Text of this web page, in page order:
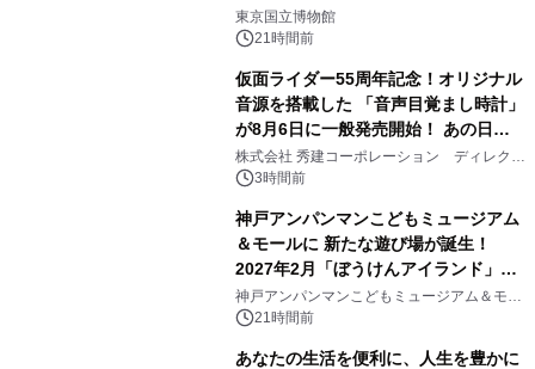
東京国立博物館
21時間前
仮面ライダー55周年記念！オリジナル
音源を搭載した 「音声目覚まし時計」
が8月6日に一般発売開始！ あの日の
大興奮が今甦る
株式会社 秀建コーポレーション ディレクト
アートギャラリー
3時間前
神戸アンパンマンこどもミュージアム
＆モールに 新たな遊び場が誕生！
2027年2月「ぼうけんアイランド」が
オープン
神戸アンパンマンこどもミュージアム＆モー
ル 21時間前
あなたの生活を便利に、人生を豊かに